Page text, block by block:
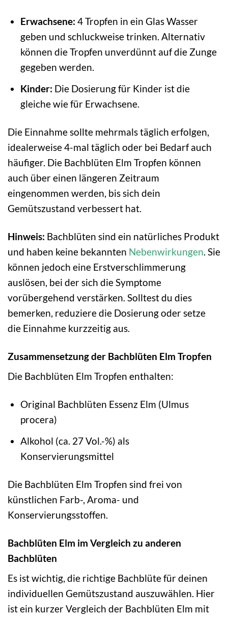
Erwachsene: 4 Tropfen in ein Glas Wasser
geben und schluckweise trinken. Alternativ
können die Tropfen unverdünnt auf die Zunge
gegeben werden.
Kinder: Die Dosierung für Kinder ist die
gleiche wie für Erwachsene.
Die Einnahme sollte mehrmals täglich erfolgen,
idealerweise 4-mal täglich oder bei Bedarf auch
häufiger. Die Bachblüten Elm Tropfen können
auch über einen längeren Zeitraum
eingenommen werden, bis sich dein
Gemütszustand verbessert hat.
Hinweis: Bachblüten sind ein natürliches Produkt
und haben keine bekannten Nebenwirkungen. Sie
können jedoch eine Erstverschlimmerung
auslösen, bei der sich die Symptome
vorübergehend verstärken. Solltest du dies
bemerken, reduziere die Dosierung oder setze
die Einnahme kurzzeitig aus.
Zusammensetzung der Bachblüten Elm Tropfen
Die Bachblüten Elm Tropfen enthalten:
Original Bachblüten Essenz Elm (Ulmus
procera)
Alkohol (ca. 27 Vol.-%) als
Konservierungsmittel
Die Bachblüten Elm Tropfen sind frei von
künstlichen Farb-, Aroma- und
Konservierungsstoffen.
Bachblüten Elm im Vergleich zu anderen
Bachblüten
Es ist wichtig, die richtige Bachblüte für deinen
individuellen Gemütszustand auszuwählen. Hier
ist ein kurzer Vergleich der Bachblüten Elm mit